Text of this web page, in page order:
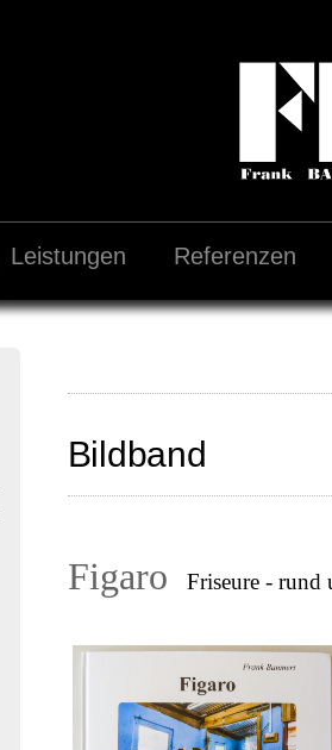
Leistungen Referenzen
Bildband
Figaro Friseure - rund